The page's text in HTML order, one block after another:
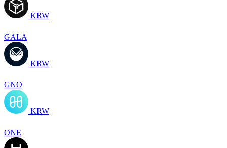
KRW
GALA
KRW
GNO
KRW
ONE